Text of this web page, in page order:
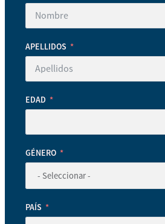
APELLIDOS
EDAD
GÉNERO
PAÍS